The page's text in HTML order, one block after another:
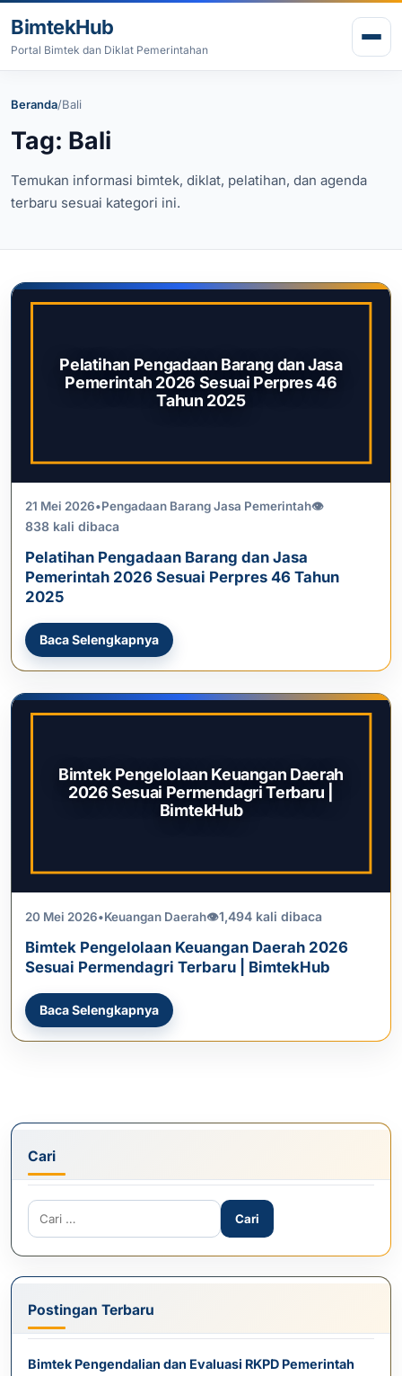
BimtekHub
Portal Bimtek dan Diklat Pemerintahan
Beranda/Bali
Tag: Bali
Temukan informasi bimtek, diklat, pelatihan, dan agenda
terbaru sesuai kategori ini.
Pelatihan Pengadaan Barang dan Jasa
Pemerintah 2026 Sesuai Perpres 46
Tahun 2025
21 Mei 2026•Pengadaan Barang Jasa Pemerintah👁
838 kali dibaca
Pelatihan Pengadaan Barang dan Jasa
Pemerintah 2026 Sesuai Perpres 46 Tahun
2025
Baca Selengkapnya
Bimtek Pengelolaan Keuangan Daerah
2026 Sesuai Permendagri Terbaru |
BimtekHub
20 Mei 2026•Keuangan Daerah👁1,494 kali dibaca
Bimtek Pengelolaan Keuangan Daerah 2026
Sesuai Permendagri Terbaru | BimtekHub
Baca Selengkapnya
Cari
Cari untuk:
Postingan Terbaru
Bimtek Pengendalian dan Evaluasi RKPD Pemerintah